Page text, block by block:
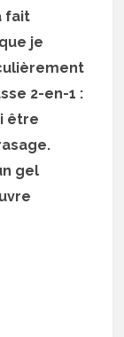
fait
je
2-en-1 :
être
gel